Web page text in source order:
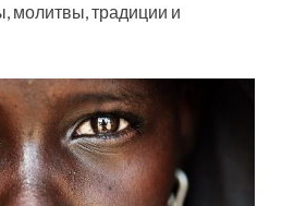
молитвы, традиции и